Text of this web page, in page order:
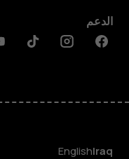
الدعم
Facebook
Instagram
Tiktok
Iraq
English